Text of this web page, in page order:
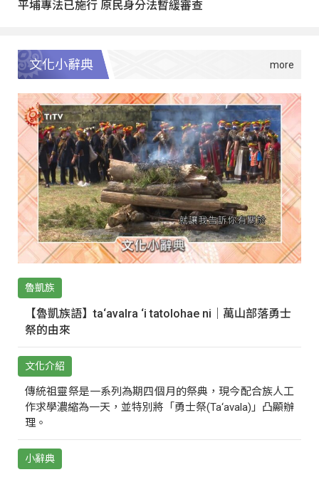
平埔專法已施行 原民身分法暫緩審查
文化小辭典
魯凱族
【魯凱族語】ta‘avalra ‘i tatolohae ni｜萬山部落勇士
祭的由來
文化介紹
傳統祖靈祭是一系列為期四個月的祭典，現今配合族人工
作求學濃縮為一天，並特別將「勇士祭(Ta‘avala)」凸顯辦
理。
小辭典